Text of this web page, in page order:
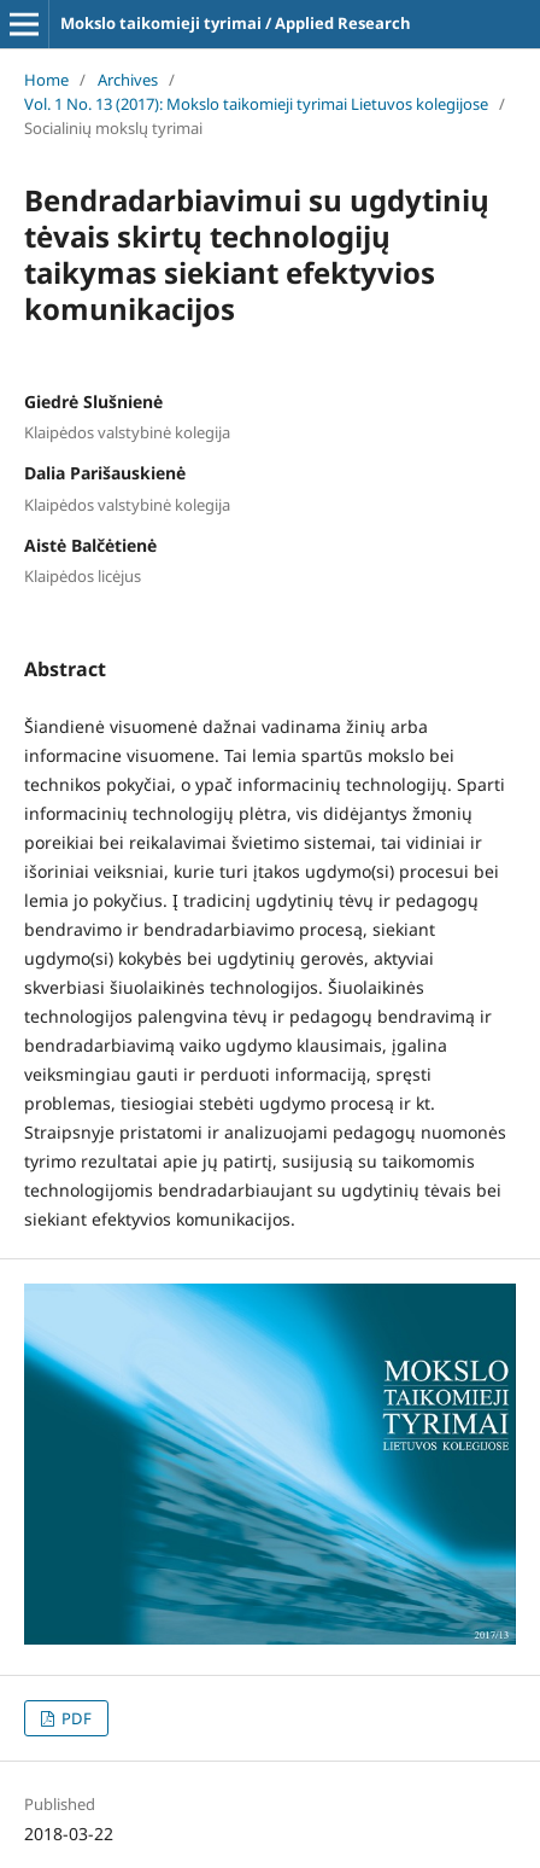
Mokslo taikomieji tyrimai / Applied Research
Home / Archives /
Vol. 1 No. 13 (2017): Mokslo taikomieji tyrimai Lietuvos kolegijose /
Socialinių mokslų tyrimai
Bendradarbiavimui su ugdytinių
tėvais skirtų technologijų
taikymas siekiant efektyvios
komunikacijos
Giedrė Slušnienė
Klaipėdos valstybinė kolegija
Dalia Parišauskienė
Klaipėdos valstybinė kolegija
Aistė Balčėtienė
Klaipėdos licėjus
Abstract
Šiandienė visuomenė dažnai vadinama žinių arba
informacine visuomene. Tai lemia spartūs mokslo bei
technikos pokyčiai, o ypač informacinių technologijų. Sparti
informacinių technologijų plėtra, vis didėjantys žmonių
poreikiai bei reikalavimai švietimo sistemai, tai vidiniai ir
išoriniai veiksniai, kurie turi įtakos ugdymo(si) procesui bei
lemia jo pokyčius. Į tradicinį ugdytinių tėvų ir pedagogų
bendravimo ir bendradarbiavimo procesą, siekiant
ugdymo(si) kokybės bei ugdytinių gerovės, aktyviai
skverbiasi šiuolaikinės technologijos. Šiuolaikinės
technologijos palengvina tėvų ir pedagogų bendravimą ir
bendradarbiavimą vaiko ugdymo klausimais, įgalina
veiksmingiau gauti ir perduoti informaciją, spręsti
problemas, tiesiogiai stebėti ugdymo procesą ir kt.
Straipsnyje pristatomi ir analizuojami pedagogų nuomonės
tyrimo rezultatai apie jų patirtį, susijusią su taikomomis
technologijomis bendradarbiaujant su ugdytinių tėvais bei
siekiant efektyvios komunikacijos.
PDF
Published
2018-03-22